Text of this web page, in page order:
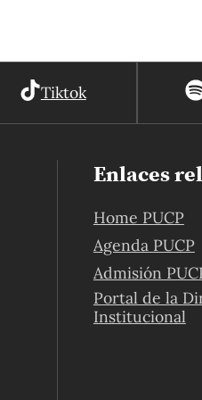
Tiktok
Enlaces
Home PUCP
Agenda PUCP
Admisión
Portal de la
Institucional